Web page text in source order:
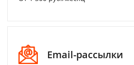
Email-рассылки